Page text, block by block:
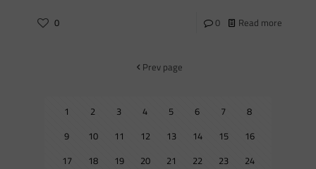
0 0 Read more
Prev page
1 2 3 4 5 6 7
8
9
10 11 12 13 14 15
16
17
18 19 20 21 22 23
24